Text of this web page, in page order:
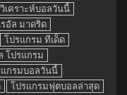
วิเคราะห์บอลวันนี้
รอัล มาดริด
โปรแกรม ทีเด็ด
โปรแกรม
กรมบอลวันนี้
โปรแกรมฟุตบอลล่าสุด